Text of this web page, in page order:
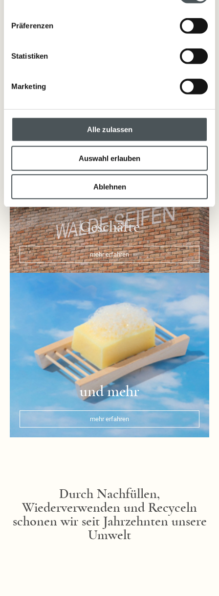
Präferenzen
Statistiken
Marketing
Alle zulassen
Auswahl erlauben
Ablehnen
Geschäfte
mehr erfahren
und mehr
mehr erfahren
Durch Nachfüllen,
Wiederverwenden und Recyceln
schonen wir seit Jahrzehnten unsere
Umwelt